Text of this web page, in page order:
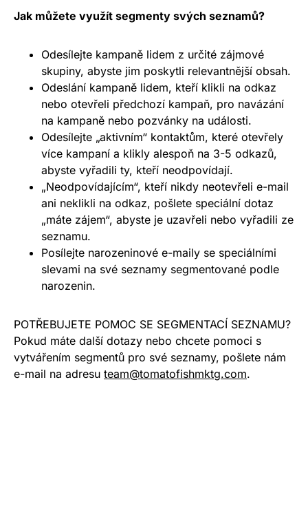
Jak můžete využít segmenty svých seznamů?
Odesílejte kampaně lidem z určité zájmové
skupiny, abyste jim poskytli relevantnější obsah.
Odeslání kampaně lidem, kteří klikli na odkaz
nebo otevřeli předchozí kampaň, pro navázání
na kampaně nebo pozvánky na události.
Odesílejte „aktivním“ kontaktům, které otevřely
více kampaní a klikly alespoň na 3-5 odkazů,
abyste vyřadili ty, kteří neodpovídají.
„Neodpovídajícím“, kteří nikdy neotevřeli e-mail
ani neklikli na odkaz, pošlete speciální dotaz
„máte zájem“, abyste je uzavřeli nebo vyřadili ze
seznamu.
Posílejte narozeninové e-maily se speciálními
slevami na své seznamy segmentované podle
narozenin.
POTŘEBUJETE POMOC SE SEGMENTACÍ SEZNAMU?
Pokud máte další dotazy nebo chcete pomoci s
vytvářením segmentů pro své seznamy, pošlete nám
e-mail na adresu team@tomatofishmktg.com.